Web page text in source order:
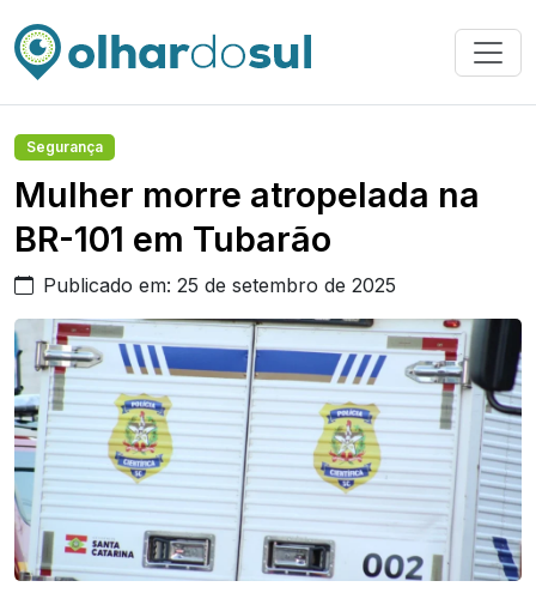
Segurança
Mulher morre atropelada na
BR-101 em Tubarão
Publicado em: 25 de setembro de 2025